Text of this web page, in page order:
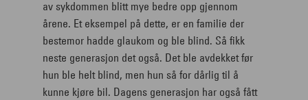
av sykdommen blitt mye bedre opp gjennom
årene. Et eksempel på dette, er en familie der
bestemor hadde glaukom og ble blind. Så fikk
neste generasjon det også. Det ble avdekket før
hun ble helt blind, men hun så for dårlig til å
kunne kjøre bil. Dagens generasjon har også fått